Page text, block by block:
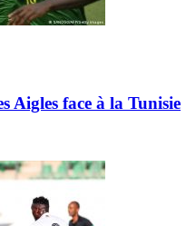
Aigles face à la Tunisie